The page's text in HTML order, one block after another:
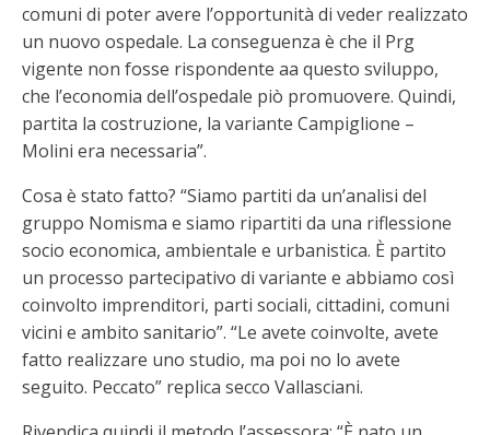
comuni di poter avere l’opportunità di veder realizzato
un nuovo ospedale. La conseguenza è che il Prg
vigente non fosse rispondente aa questo sviluppo,
che l’economia dell’ospedale piò promuovere. Quindi,
partita la costruzione, la variante Campiglione –
Molini era necessaria”.
Cosa è stato fatto? “Siamo partiti da un’analisi del
gruppo Nomisma e siamo ripartiti da una riflessione
socio economica, ambientale e urbanistica. È partito
un processo partecipativo di variante e abbiamo così
coinvolto imprenditori, parti sociali, cittadini, comuni
vicini e ambito sanitario”. “Le avete coinvolte, avete
fatto realizzare uno studio, ma poi no lo avete
seguito. Peccato” replica secco Vallasciani.